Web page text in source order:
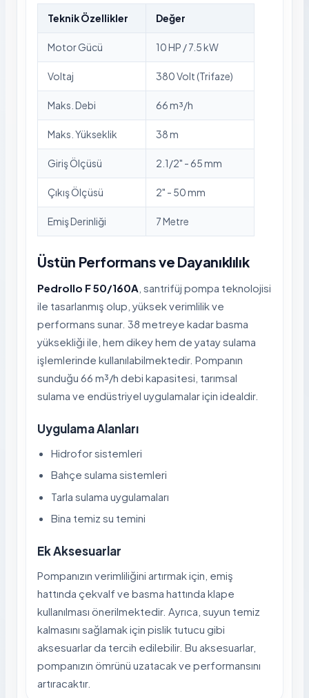
Teknik Özellikler Değer
Motor Gücü 10 HP / 7.5 kW
Voltaj 380 Volt (Trifaze)
Maks. Debi 66 m³/h
Maks. Yükseklik 38 m
Giriş Ölçüsü 2.1/2" - 65 mm
Çıkış Ölçüsü 2" - 50 mm
Emiş Derinliği 7 Metre
Üstün Performans ve Dayanıklılık
Pedrollo F 50/160A , santrifüj pompa teknolojisi
ile tasarlanmış olup, yüksek verimlilik ve
performans sunar. 38 metreye kadar basma
yüksekliği ile, hem dikey hem de yatay sulama
işlemlerinde kullanılabilmektedir. Pompanın
sunduğu 66 m³/h debi kapasitesi, tarımsal
sulama ve endüstriyel uygulamalar için idealdir.
Uygulama Alanları
Hidrofor sistemleri
Bahçe sulama sistemleri
Tarla sulama uygulamaları
Bina temiz su temini
Ek Aksesuarlar
Pompanızın verimliliğini artırmak için, emiş
hattında çekvalf ve basma hattında klape
kullanılması önerilmektedir. Ayrıca, suyun temiz
kalmasını sağlamak için pislik tutucu gibi
aksesuarlar da tercih edilebilir. Bu aksesuarlar,
pompanızın ömrünü uzatacak ve performansını
artıracaktır.